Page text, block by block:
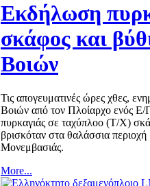
Εκδήλωση
σκάφος και
Βοιών
Τις απογευματινές ώρες χθες,
Βοιών από τον Πλοίαρχο ενός Ε/
πυρκαγιάς σε ταχύπλοο (Τ/Χ)
βρισκόταν στα θαλάσσια
Μονεμβασιάς.
More...